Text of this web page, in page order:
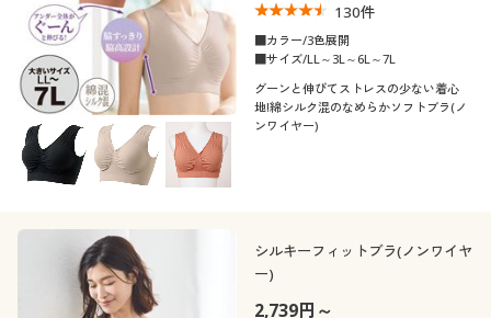
ジュニア・ティーンズ下着
大きいサイズ レディース服
大きいサイズ レディース下着
大きいサイズ メンズ
バーゲンセール
シークレットセール
詳細検索
商品カテゴリ一覧
カタログ
カタログ・チラシからのご注文
デジタルカタログ
口コミ
(4〜4.9)
レディースサ
イズ
M L
ブラカップサ
A
130件
■カラー/3色展開
■サイズ/LL～3L～6L～7L
グーンと伸びてストレスの少ない着心
地!綿シルク混のなめらかソフトブラ(ノ
ンワイヤー)
シルキーフィットブラ(ノンワイヤ
ー)
2,739円～